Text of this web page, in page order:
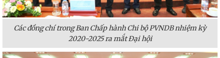
Các đồng chí trong Ban Chấp hành Chi bộ PVNDB nhiệm kỳ
2020-2025 ra mắt Đại hội